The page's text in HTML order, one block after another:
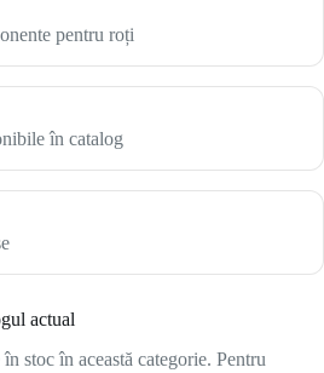
pentru roți
în catalog
actual
stoc în această categorie. Pentru